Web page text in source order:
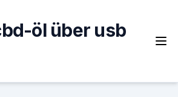
öl über usb